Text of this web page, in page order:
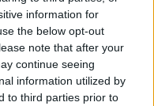
information for
the below opt-out
note that after your
continue seeing
information utilized by
to third parties prior to
per questioni strutturali e
Intanto, nella zona dei
ricordano i manifesti di
la sede comunale